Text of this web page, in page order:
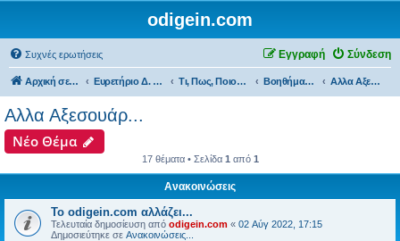
odigein.com
Συχνές ερωτήσεις Σύνδεση
Εγγραφή
Αρχική σελίδα Ευρετήριο Δ. Συζήτησης Τι, Πως, Ποιος & Πού... Βοηθήματα, Gadget & Αξεσουάρ... Αλλα Αξεσουάρ...
Αλλα Αξεσουάρ...
Νέο Θέμα
17 θέματα • Σελίδα 1 από 1
Ανακοινώσεις
Το odigein.com αλλάζει...
Τελευταία δημοσίευση από odigein.com « 02 Αύγ 2022, 17:15
Δημοσιεύτηκε σε Ανακοινώσεις...